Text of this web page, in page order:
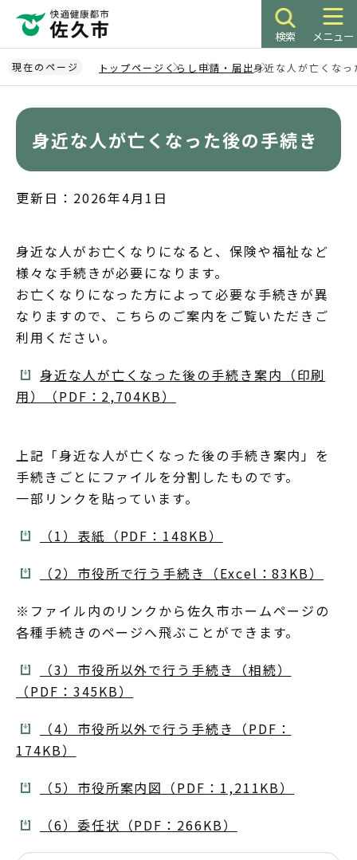
ペ
ー
ジ
検索 メニュー
現在のページ トップページ くらし 申請・届出身近な人が亡くな
身近な人が亡くなった後の手続き
更新日：2026年4月1日
身近な人がお亡くなりになると、保険や福祉など
様々な手続きが必要になります。
お亡くなりになった方によって必要な手続きが異
なりますので、こちらのご案内をご覧いただきご
利用ください。
身近な人が亡くなった後の手続き案内（印刷
用）（PDF：2,704KB）
上記「身近な人が亡くなった後の手続き案内」を
手続きごとにファイルを分割したものです。
一部リンクを貼っています。
（1）表紙（PDF：148KB）
（2）市役所で行う手続き（Excel：83KB）
※ファイル内のリンクから佐久市ホームページの
各種手続きのページへ飛ぶことができます。
（3）市役所以外で行う手続き（相続）
（PDF：345KB）
（4）市役所以外で行う手続き（PDF：
174KB）
（5）市役所案内図（PDF：1,211KB）
（6）委任状（PDF：266KB）